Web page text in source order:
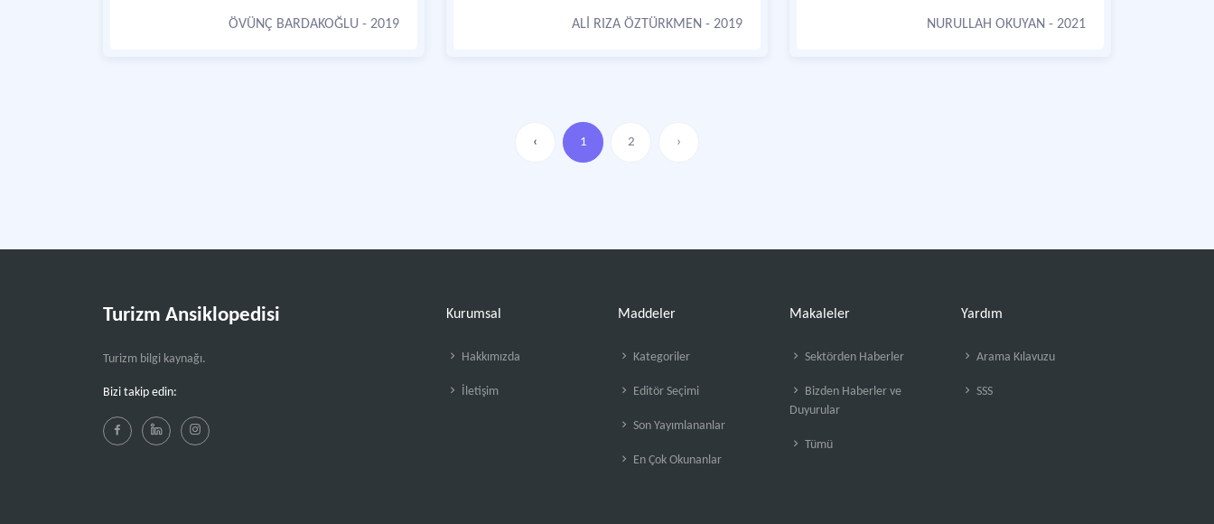
ÖVÜNÇ BARDAKOĞLU - 2019 ALİ RIZA ÖZTÜRKMEN - 2019 NURULLAH OKUYAN - 2021
‹ 1 2 ›
Turizm Ansiklopedisi
Turizm bilgi kaynağı.
Bizi takip edin:
Kurumsal
Hakkımızda
İletişim
Maddeler
Kategoriler
Editör Seçimi
Son Yayımlananlar
En Çok Okunanlar
Makaleler
Sektörden Haberler
Bizden Haberler ve
Duyurular
Tümü
Yardım
Arama Kılavuzu
SSS